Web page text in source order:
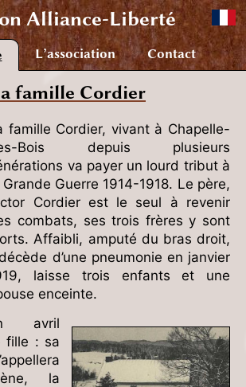
Alliance-Liberté
L’association Contact
famille Cordier
famille Cordier, vivant à Chapelle-
Bois depuis plusieurs
va payer un lourd tribut à
Grande Guerre 1914-1918. Le père,
Cordier est le seul à revenir
combats, ses trois frères y sont
Affaibli, amputé du bras droit,
d’une pneumonie en janvier
laisse trois enfants et une
enceinte.
avril
fille : sa
la